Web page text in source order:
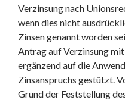
Verzinsung nach
wenn dies nicht
Zinsen genannt worden
Antrag auf Verzinsung
ergänzend auf die
Zinsanspruchs gestützt.
Grund der Feststellung